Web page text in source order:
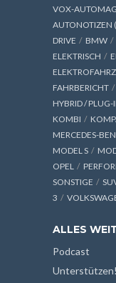
VOX-
AUTONOTIZEN
DRIVE
BMW
ELEKTRISCH
FAHRBERICHT
HYBRID / PLUG-
KOMBI
MERCEDES-
MODEL S
OPEL
SONSTIGE
3
ALLES
Podcast
Unterstützen!